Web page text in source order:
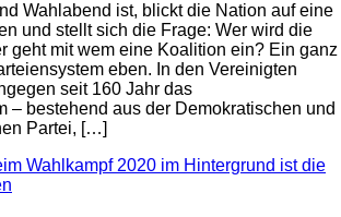
Wahlabend ist, blickt die Nation auf eine
und stellt sich die Frage: Wer wird die
geht mit wem eine Koalition ein? Ein ganz
eben. In den Vereinigten
seit 160 Jahr das
– bestehend aus der Demokratischen und
Partei, […]